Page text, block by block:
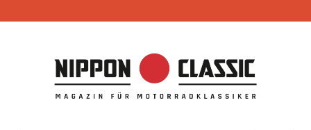
Inhalt